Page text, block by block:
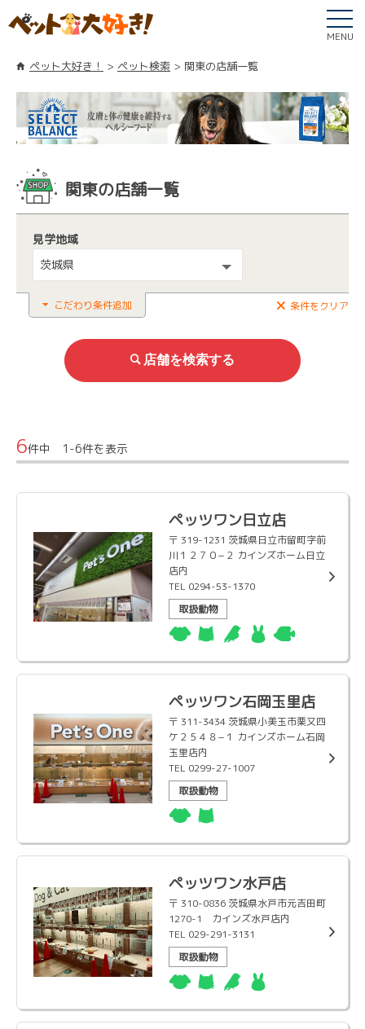
MENU
ペット大好き！ ペット検索 関東の店舗一覧
関東の店舗一覧
見学地域
茨城県
こだわり条件追加 条件をクリア
6件中 1-6件を表示
ペッツワン日立店
〒 319-1231 茨城県日立市留町字前
川１２７０−２ カインズホーム日立
店内
TEL 0294-53-1370
取扱動物
ペッツワン石岡玉里店
〒 311-3434 茨城県小美玉市栗又四
ケ２５４８−１ カインズホーム石岡
玉里店内
TEL 0299-27-1007
取扱動物
ペッツワン水戸店
〒 310-0836 茨城県水戸市元吉田町
1270-1 カインズ水戸店内
TEL 029-291-3131
取扱動物